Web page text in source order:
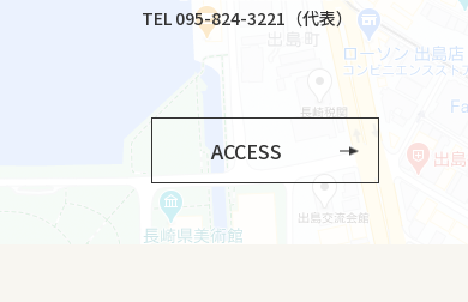
TEL 095-824-3221（代表）
ACCESS